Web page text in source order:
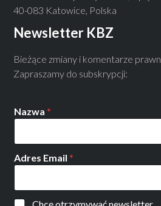
40-083 Katowice, Polska
Newsletter KBZ
Bieżące zmiany i komentarze
Zapraszamy do subskrypcji:
Nazwa*
Adres Email*
Chcę otrzymywać newsletter